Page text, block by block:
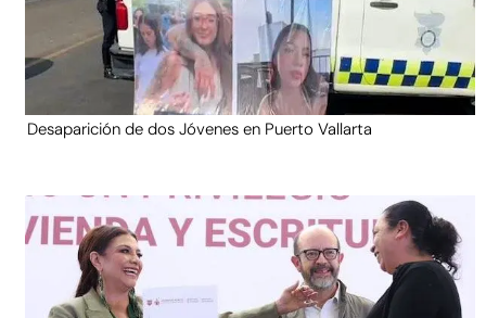
Desaparición de dos Jóvenes en Puerto Vallarta